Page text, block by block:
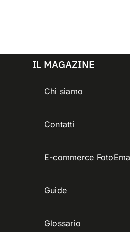
IL MAGAZINE
Chi siamo
Contatti
E-commerce FotoEma
Guide
Glossario